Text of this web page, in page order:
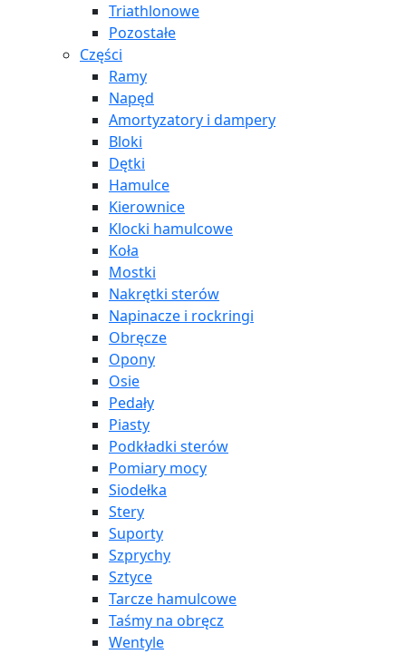
Triathlonowe
Pozostałe
Części
Ramy
Napęd
Amortyzatory i dampery
Bloki
Dętki
Hamulce
Kierownice
Klocki hamulcowe
Koła
Mostki
Nakrętki sterów
Napinacze i rockringi
Obręcze
Opony
Osie
Pedały
Piasty
Podkładki sterów
Pomiary mocy
Siodełka
Stery
Suporty
Szprychy
Sztyce
Tarcze hamulcowe
Taśmy na obręcz
Wentyle